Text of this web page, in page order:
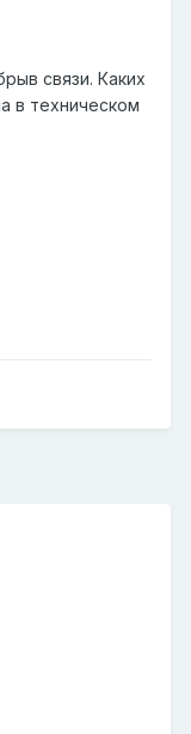
связи. Каких
в техническом